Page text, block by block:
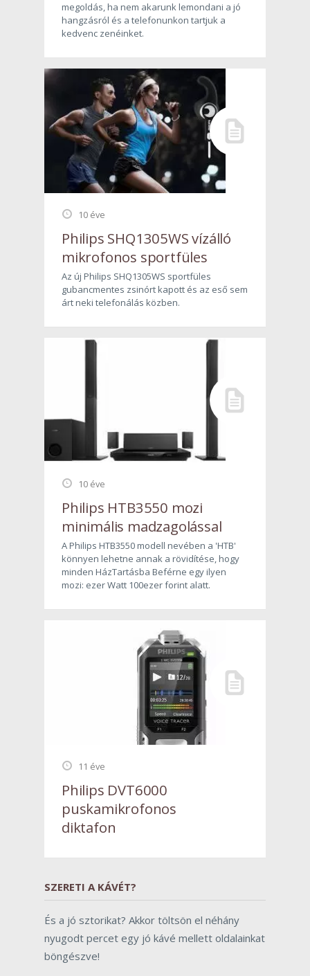
megoldás, ha nem akarunk lemondani a jó
hangzásról és a telefonunkon tartjuk a
kedvenc zenéinket.
10 éve
Philips SHQ1305WS vízálló
mikrofonos sportfüles
Az új Philips SHQ1305WS sportfüles
gubancmentes zsinórt kapott és az eső sem
árt neki telefonálás közben.
10 éve
Philips HTB3550 mozi
minimális madzagolással
A Philips HTB3550 modell nevében a 'HTB'
könnyen lehetne annak a rövidítése, hogy
minden HázTartásba Beférne egy ilyen
mozi: ezer Watt 100ezer forint alatt.
11 éve
Philips DVT6000
puskamikrofonos
diktafon
SZERETI A KÁVÉT?
És a jó sztorikat? Akkor töltsön el néhány
nyugodt percet egy jó kávé mellett oldalainkat
böngészve!